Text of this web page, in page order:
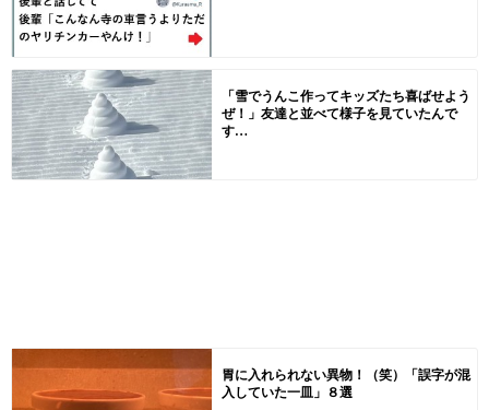
「雪でうんこ作ってキッズたち喜ばせよう
ぜ！」友達と並べて様子を見ていたんで
す…
胃に入れられない異物！（笑）「誤字が混
入していた一皿」８選